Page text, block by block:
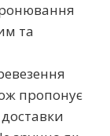
та
пропонує